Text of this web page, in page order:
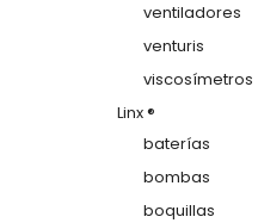
ventiladores
venturis
viscosímetros
Linx ®
baterías
bombas
boquillas